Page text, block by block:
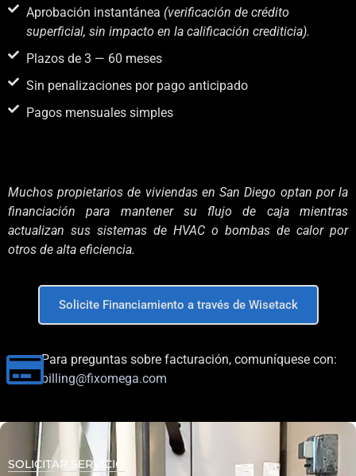
Aprobación instantánea (verificación de crédito
superficial, sin impacto en la calificación crediticia).
Plazos de 3 — 60 meses
Sin penalizaciones por pago anticipado
Pagos mensuales simples
Muchos propietarios de viviendas en San Diego optan por la
financiación para mantener su flujo de caja mientras
actualizan sus sistemas de HVAC o bombas de calor por
otros de alta eficiencia.
Solicite Financiamiento a través de Wisetack
Para preguntas sobre facturación, comuníquese con:
billing@fixomega.com
SOLICITAR SERVICIO